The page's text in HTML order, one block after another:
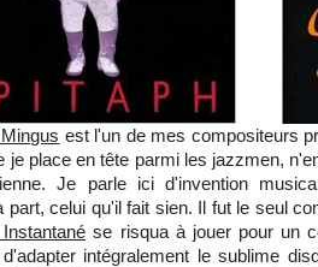
est l'un de mes compositeurs
je place en tête parmi les jazzmen,
Je parle ici d'invention
part, celui qu'il fait sien. Il fut le seul
se risqua à jouer pour un
intégralement le sublime